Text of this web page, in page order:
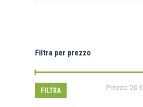
Filtra per prezzo
FILTRA Prezzo: 20 €